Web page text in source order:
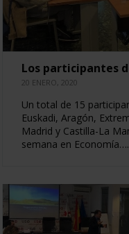
Los participantes
20 ENERO, 2020
Un total de 15
Euskadi, Aragón,
Madrid y Castilla-La
semana en Economía….